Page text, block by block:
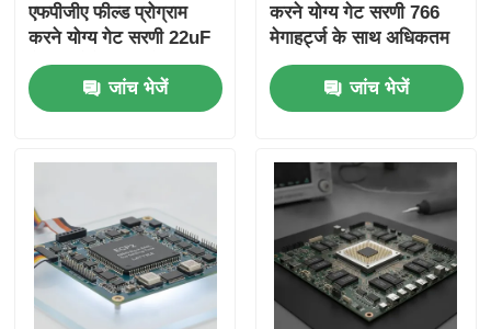
एफपीजीए फील्ड प्रोग्राम
करने योग्य गेट सरणी 22uF
टैंटलम कैपेसिटर और 6
माइक्रोसेकंड सेटिंग समय के
साथ
जांच भेजें
करने योग्य गेट सरणी 766
मेगाहर्ट्ज के साथ अधिकतम
घड़ी आवृत्ति 229 Kbit
वितरित रैम और 2-वायर I2C
इंटरफ़ेस
जांच भेजें